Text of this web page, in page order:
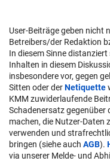
User-Beiträge geben nicht
Betreibers/der Redaktion
In diesem Sinne
Inhalten in diesem
insbesondere vor, gegen
Sitten oder derNetiquette
KMM zuwiderlaufende
Schadenersatz gegenüber
machen, die Nutzer-Daten
verwenden und
bringen (siehe auch AGB).
via unserer Melde- und